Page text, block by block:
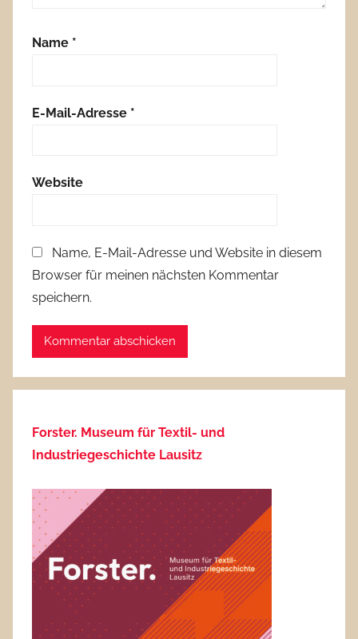
Name *
E-Mail-Adresse *
Website
Name, E-Mail-Adresse und Website in diesem
Browser für meinen nächsten Kommentar
speichern.
Forster. Museum für Textil- und
Industriegeschichte Lausitz